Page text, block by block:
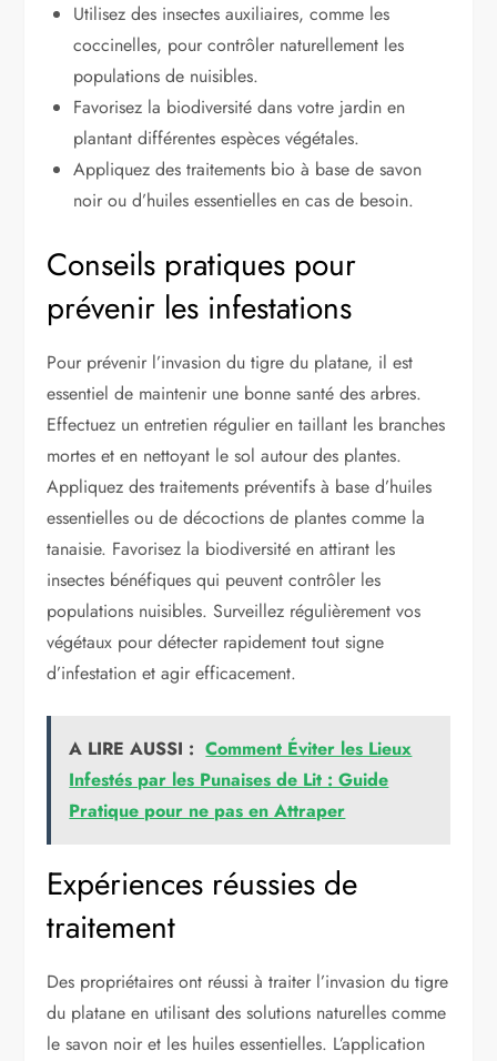
Utilisez des insectes auxiliaires, comme les
coccinelles, pour contrôler naturellement les
populations de nuisibles.
Favorisez la biodiversité dans votre jardin en
plantant différentes espèces végétales.
Appliquez des traitements bio à base de savon
noir ou d’huiles essentielles en cas de besoin.
Conseils pratiques pour
prévenir les infestations
Pour prévenir l’invasion du tigre du platane, il est
essentiel de maintenir une bonne santé des arbres.
Effectuez un entretien régulier en taillant les branches
mortes et en nettoyant le sol autour des plantes.
Appliquez des traitements préventifs à base d’huiles
essentielles ou de décoctions de plantes comme la
tanaisie. Favorisez la biodiversité en attirant les
insectes bénéfiques qui peuvent contrôler les
populations nuisibles. Surveillez régulièrement vos
végétaux pour détecter rapidement tout signe
d’infestation et agir efficacement.
A LIRE AUSSI : Comment Éviter les Lieux
Infestés par les Punaises de Lit : Guide
Pratique pour ne pas en Attraper
Expériences réussies de
traitement
Des propriétaires ont réussi à traiter l’invasion du tigre
du platane en utilisant des solutions naturelles comme
le savon noir et les huiles essentielles. L’application